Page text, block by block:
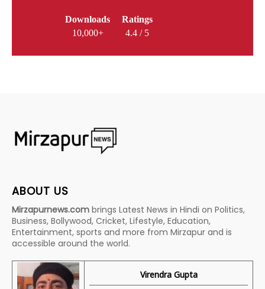
Downloads
10,000+
Ratings
4.4 / 5
ABOUT US
Mirzapurnews.com brings Latest News in Hindi on Politics,
Business, Bollywood, Cricket, Lifestyle, Education,
Entertainment, sports and more from Mirzapur and is
accessible around the world.
Virendra Gupta